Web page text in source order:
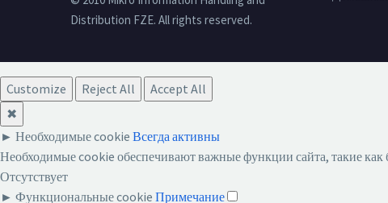
Distribution FZE. All rights reserved.
Customize Reject All
Accept All
✖
► Необходимые cookie Всегда активны
Необходимые cookie обеспечивают важные функции сайта, такие
Отсутствует
► Функциональные cookie Примечание